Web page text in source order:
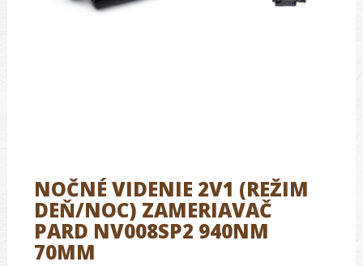
NOČNÉ VIDENIE 2V1 (REŽIM
DEŇ/NOC) ZAMERIAVAČ
PARD NV008SP2 940NM
70MM